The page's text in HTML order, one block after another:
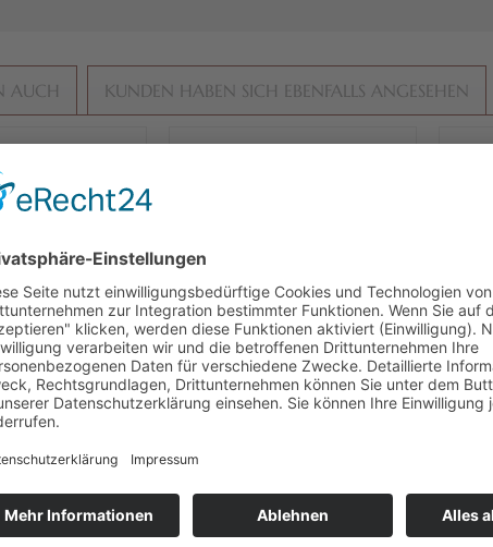
AUCH KUNDEN HABEN SICH EBENFALLS ANGESEHEN
"Kokos",
250 g
kg(39,96 € * / 1 kg)
€ *
Viba Classic Nougatstange
14,99 € *